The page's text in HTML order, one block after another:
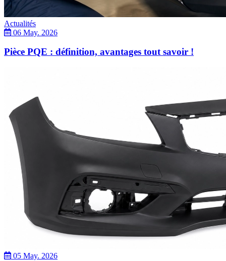
Actualités
06 May. 2026
Pièce PQE : définition, avantages tout savoir !
05 May. 2026